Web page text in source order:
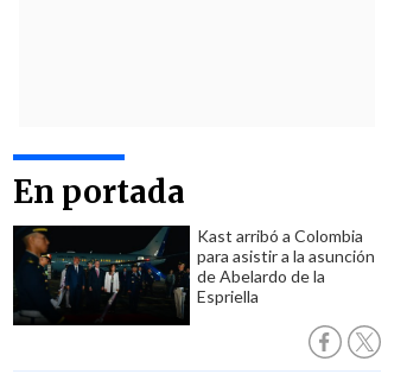
En portada
Kast arribó a Colombia
para asistir a la asunción
de Abelardo de la
Espriella